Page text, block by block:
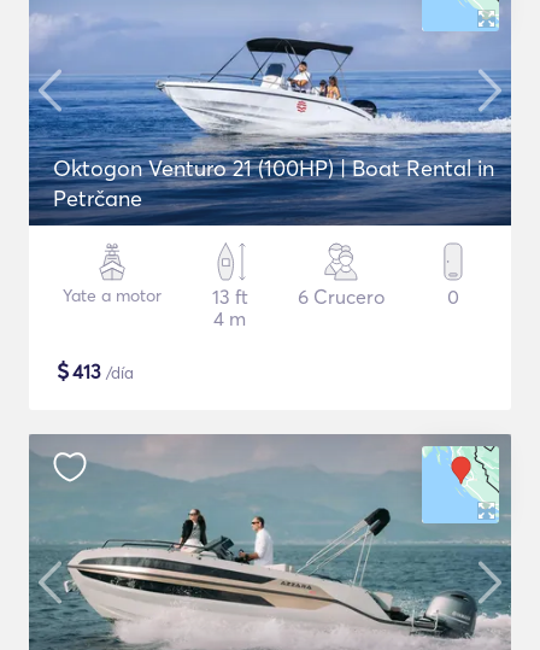
Oktogon Venturo 21 (100HP) | Boat Rental in
Petrčane
Yate a motor
13 ft
4 m
6 Crucero 0
$413 /día